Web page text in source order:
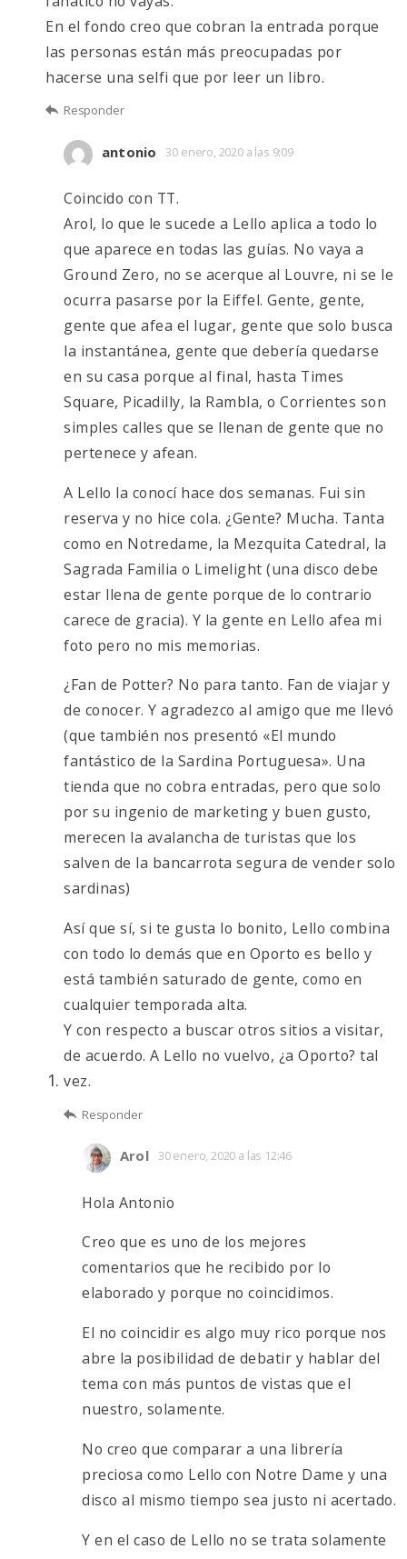
En el fondo creo que cobran la entrada porque
las personas están más preocupadas por
hacerse una selfi que por leer un libro.
Responder
antonio 30 enero, 2020 a las 9:09
Coincido con TT.
Arol, lo que le sucede a Lello aplica a todo lo
que aparece en todas las guías. No vaya a
Ground Zero, no se acerque al Louvre, ni se le
ocurra pasarse por la Eiffel. Gente, gente,
gente que afea el lugar, gente que solo busca
la instantánea, gente que debería quedarse
en su casa porque al final, hasta Times
Square, Picadilly, la Rambla, o Corrientes son
simples calles que se llenan de gente que no
pertenece y afean.
A Lello la conocí hace dos semanas. Fui sin
reserva y no hice cola. ¿Gente? Mucha. Tanta
como en Notredame, la Mezquita Catedral, la
Sagrada Familia o Limelight (una disco debe
estar llena de gente porque de lo contrario
carece de gracia). Y la gente en Lello afea mi
foto pero no mis memorias.
¿Fan de Potter? No para tanto. Fan de viajar y
de conocer. Y agradezco al amigo que me llevó
(que también nos presentó «El mundo
fantástico de la Sardina Portuguesa». Una
tienda que no cobra entradas, pero que solo
por su ingenio de marketing y buen gusto,
merecen la avalancha de turistas que los
salven de la bancarrota segura de vender solo
sardinas)
Así que sí, si te gusta lo bonito, Lello combina
con todo lo demás que en Oporto es bello y
está también saturado de gente, como en
cualquier temporada alta.
Y con respecto a buscar otros sitios a visitar,
de acuerdo. A Lello no vuelvo, ¿a Oporto? tal
vez.
Responder
Arol 30 enero, 2020 a las 12:46
Hola Antonio
Creo que es uno de los mejores
comentarios que he recibido por lo
elaborado y porque no coincidimos.
El no coincidir es algo muy rico porque nos
abre la posibilidad de debatir y hablar del
tema con más puntos de vistas que el
nuestro, solamente.
No creo que comparar a una librería
preciosa como Lello con Notre Dame y una
disco al mismo tiempo sea justo ni acertado.
Y en el caso de Lello no se trata solamente